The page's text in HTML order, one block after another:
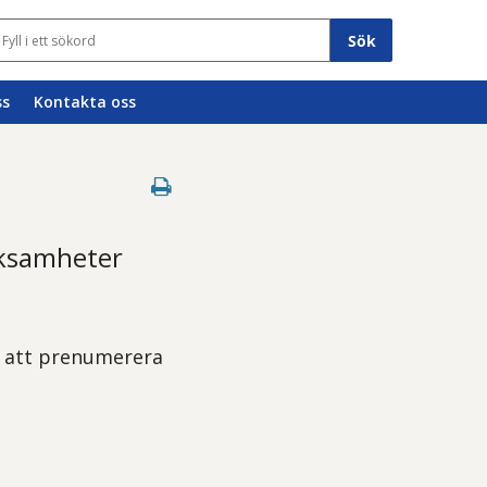
Kontakta oss
att prenumerera